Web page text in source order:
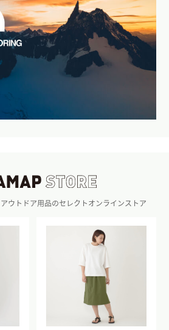
ウトドア用品のセレクトオンラインストア